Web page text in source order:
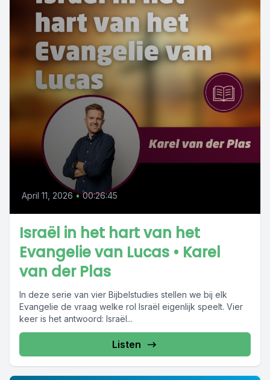
April 11, 2026 • 00:26:45
Israël in het hart van het
Evangelie van Lucas • Karel
van der Plas
In deze serie van vier Bijbelstudies stellen we bij elk
Evangelie de vraag welke rol Israël eigenlijk speelt. Vier
keer is het antwoord: Israël...
Listen